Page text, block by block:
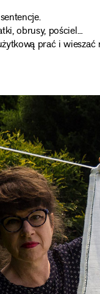
obrusy, pościel…
prać i